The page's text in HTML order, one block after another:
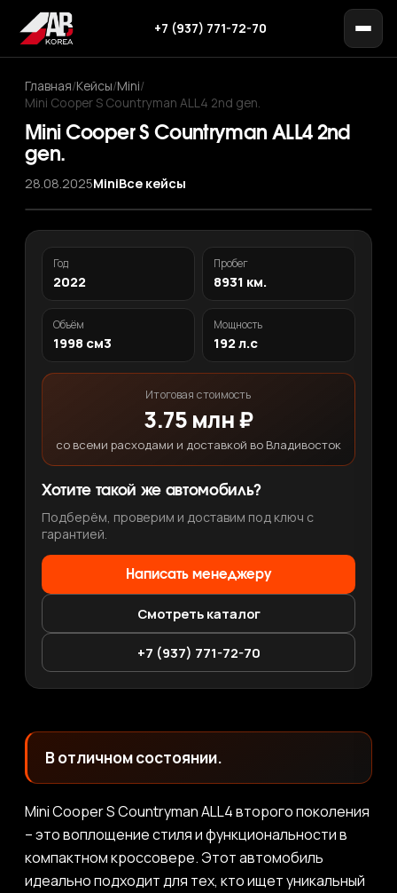
+7 (937) 771-72-70
Главная/Кейсы/Mini/
Mini Cooper S Countryman ALL4 2nd gen.
Mini Cooper S Countryman ALL4 2nd
gen.
28.08.2025MiniВсе кейсы
‹
›
1/ 12
Год
2022
Пробег
8931 км.
Объём
1998 см3
Мощность
192 л.с
Итоговая стоимость
3.75 млн ₽
со всеми расходами и доставкой во Владивосток
Хотите такой же автомобиль?
Подберём, проверим и доставим под ключ с
гарантией.
Написать менеджеру
Смотреть каталог
+7 (937) 771-72-70
В отличном состоянии.
Mini Cooper S Countryman ALL4 второго поколения
– это воплощение стиля и функциональности в
компактном кроссовере. Этот автомобиль
идеально подходит для тех, кто ищет уникальный